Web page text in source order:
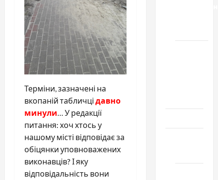
Терміни, зазначені на
вкопаній табличці давно
минули … У редакції
питання: хоч хтось у
нашому місті відповідає за
обіцянки уповноважених
виконавців? І яку
відповідальність вони